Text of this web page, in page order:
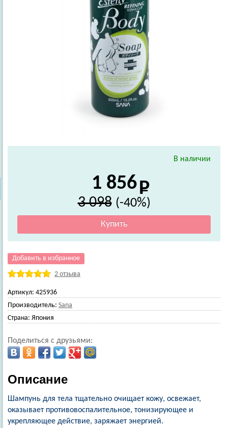
В наличии
1 856
3 098 (-40%)
Добавить в избранное
2 отзыва
Артикул: 425936
Производитель: Sana
Страна: Япония
Поделиться с друзьями:
Описание
Шампунь для тела тщательно очищает кожу, освежает,
оказывает противовоспалительное, тонизирующее и
укрепляющее действие, заряжает энергией.